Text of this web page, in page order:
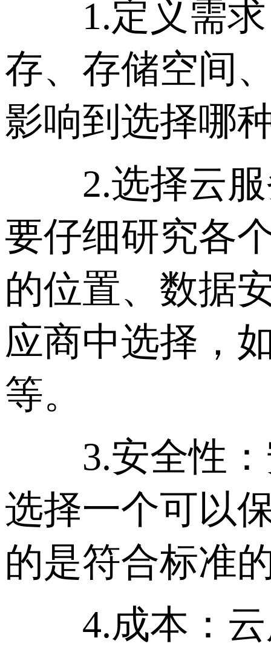
1.定义需求
存、存储空间
影响到选择哪
2.选择云服
要仔细研究各
的位置、数据
应商中选择，
等。
3.安全性：
选择一个可以
的是符合标准
4.成本：云